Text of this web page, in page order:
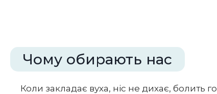
Чому обирають нас
Коли закладає вуха, ніс не дихає, болить